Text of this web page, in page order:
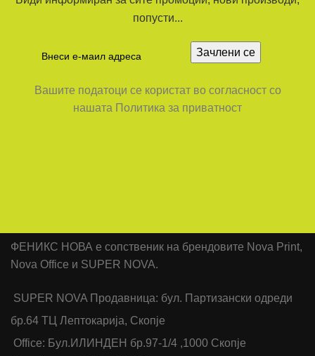
попусти...
Вашите податоци се користат во согласност со
нашата Политика за приватност
ФЕНИКС НОВА е сопственик на брендовите Nova Print,
Nova Office и SUPER NOVA.
SUPER NOVA Продавница: бул. Партизански одреди
бр.64 ТЦ Лептокарија, Скопје
Office: Бул.ИЛИНДЕН бр.97-1/4 ,1000 Скопје